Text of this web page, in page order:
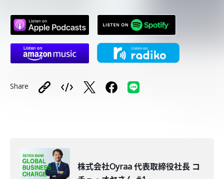
Share
株式会社Oyraa 代表取締役社長 コ